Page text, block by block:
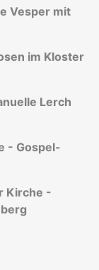
Vesper mit
im Kloster
Lerch
- Gospel-
Kirche -